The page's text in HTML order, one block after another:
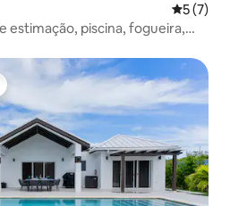
5 de
5 (7)
estimação, piscina, fogueira,